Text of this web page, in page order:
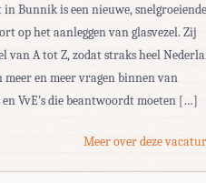
Bunnik is een nieuwe, snelgroeiende
op het aanleggen van glasvezel. Zij
van A tot Z, zodat straks heel
en meer vragen binnen van
VvE’s die beantwoordt moeten […]
Meer over deze